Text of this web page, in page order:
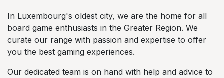
In Luxembourg's oldest city, we are the home for all
board game enthusiasts in the Greater Region. We
curate our range with passion and expertise to offer
you the best gaming experiences.
Our dedicated team is on hand with help and advice to